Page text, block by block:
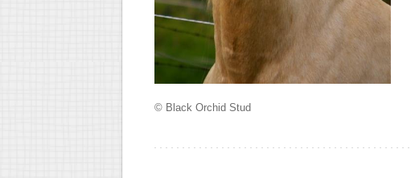
© Black Orchid Stud